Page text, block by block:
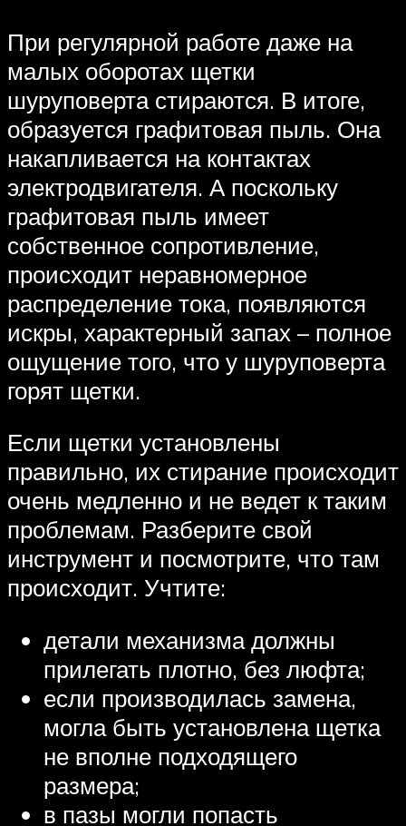
При регулярной работе даже на
малых оборотах щетки
шуруповерта стираются. В итоге,
образуется графитовая пыль. Она
накапливается на контактах
электродвигателя. А поскольку
графитовая пыль имеет
собственное сопротивление,
происходит неравномерное
распределение тока, появляются
искры, характерный запах – полное
ощущение того, что у шуруповерта
горят щетки.
Если щетки установлены
правильно, их стирание происходит
очень медленно и не ведет к таким
проблемам. Разберите свой
инструмент и посмотрите, что там
происходит. Учтите:
детали механизма должны
прилегать плотно, без люфта;
если производилась замена,
могла быть установлена щетка
не вполне подходящего
размера;
в пазы могли попасть